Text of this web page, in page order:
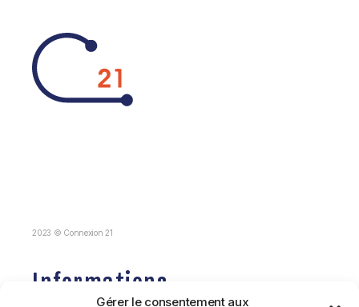
Gérer le consentement aux
2023 © Connexion 21
Informations